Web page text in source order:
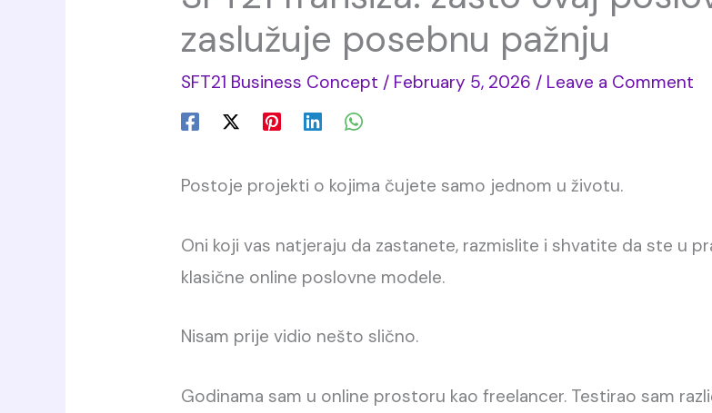
zaslužuje posebnu pažnju
SFT21 Business Concept / February 5, 2026 / Leave a Comment
Postoje projekti o kojima čujete samo jednom u životu.
Oni koji vas natjeraju da zastanete, razmislite i shvatite da ste u
klasične online poslovne modele.
Nisam prije vidio nešto slično.
Godinama sam u online prostoru kao freelancer. Testirao sam